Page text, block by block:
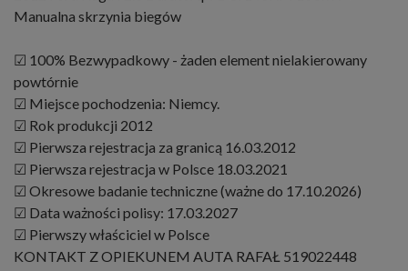
Manualna skrzynia biegów
☑ 100% Bezwypadkowy - żaden element nielakierowany
powtórnie
☑ Miejsce pochodzenia: Niemcy.
☑ Rok produkcji 2012
☑ Pierwsza rejestracja za granicą 16.03.2012
☑ Pierwsza rejestracja w Polsce 18.03.2021
☑ Okresowe badanie techniczne (ważne do 17.10.2026)
☑ Data ważności polisy: 17.03.2027
☑ Pierwszy właściciel w Polsce
KONTAKT Z OPIEKUNEM AUTA RAFAŁ 519022448